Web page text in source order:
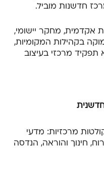
חדשנות מוביל.
אקדמית, מחקר יישומי,
בקהילות המקומיות,
תפקיד מרכזי בעיצוב
מרכזיות: מדעי
חינוך והוראה, הנדסה